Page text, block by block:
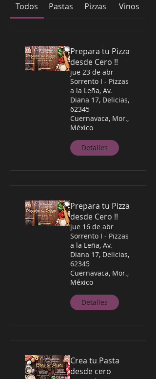
Todos Pastas Pizzas Vinos
Prepara tu Pizza
desde Cero !!
jue 23 de abr
Sorrento I - Pizzas
a la Leña, Av.
Diana 17, Delicias,
62345
Cuernavaca, Mor.,
México
Detalles
Prepara tu Pizza
desde Cero !!
jue 16 de abr
Sorrento I - Pizzas
a la Leña, Av.
Diana 17, Delicias,
62345
Cuernavaca, Mor.,
México
Detalles
Crea tu Pasta
desde cero